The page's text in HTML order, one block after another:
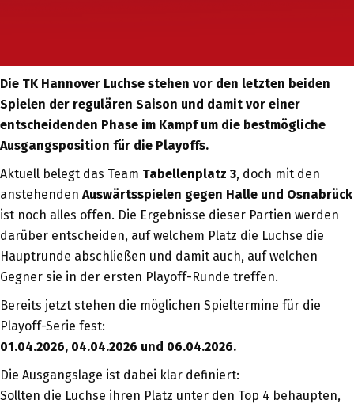
Die TK Hannover Luchse stehen vor den letzten beiden
Spielen der regulären Saison und damit vor einer
entscheidenden Phase im Kampf um die bestmögliche
Ausgangsposition für die Playoffs.
Aktuell belegt das Team Tabellenplatz 3, doch mit den
anstehenden Auswärtsspielen gegen Halle und Osnabrück
ist noch alles offen. Die Ergebnisse dieser Partien werden
darüber entscheiden, auf welchem Platz die Luchse die
Hauptrunde abschließen und damit auch, auf welchen
Gegner sie in der ersten Playoff-Runde treffen.
Bereits jetzt stehen die möglichen Spieltermine für die
Playoff-Serie fest:
01.04.2026, 04.04.2026 und 06.04.2026.
Die Ausgangslage ist dabei klar definiert:
Sollten die Luchse ihren Platz unter den Top 4 behaupten,